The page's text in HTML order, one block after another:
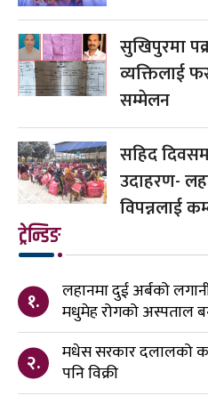
सुखिपुरमा
व्यक्तिलाई
सम्मेलन
सहिद
उदाहरण-
विपन्नलाई
ट्रेन्डिङ
१.
लहानमा दुई अर्बको
मधुमेह रोगको अस्पताल
२.
मधेस सरकार दलालको
पनि विक्री